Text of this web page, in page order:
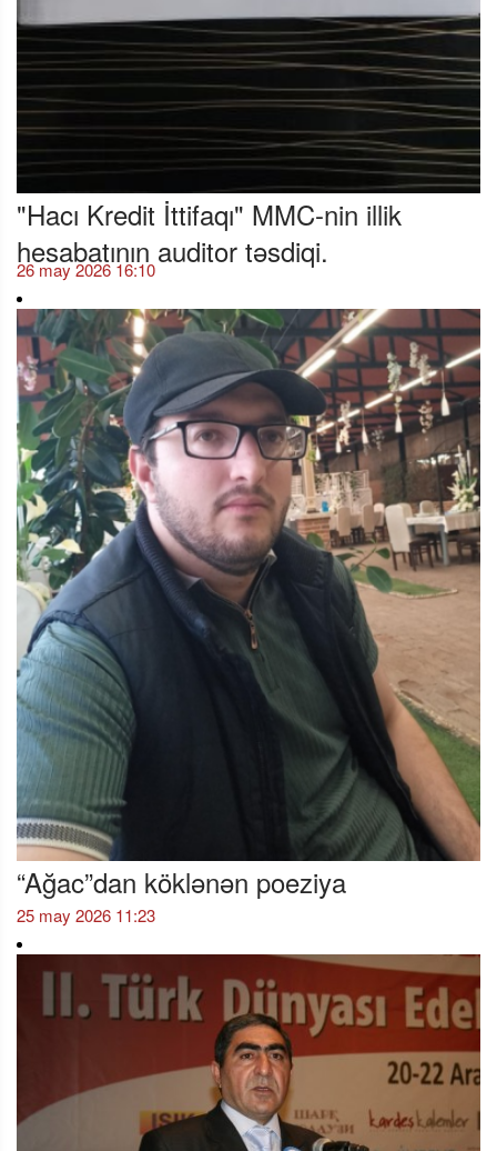
"Hacı Kredit İttifaqı" MMC-nin illik
hesabatının auditor təsdiqi.
26 may 2026 16:10
“Ağac”dan köklənən poeziya
25 may 2026 11:23